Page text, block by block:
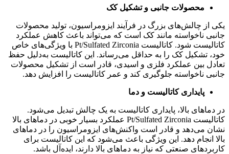
محصولات جانبی و تشکیل کک
یکی از چالش‌های بزرگ در فرآیند ایزومراسیون، تولید محصولات
جانبی ناخواسته مانند کک است که می‌تواند باعث کاهش عملکرد
کاتالیست شود. کاتالیست Pt/Sulfated Zirconia با ویژگی‌های خاص
خود، تشکیل کک را به حداقل می‌رساند. این کاتالیست به‌دلیل حفظ
تعادل بین عملکرد فلزی و اسیدی، قادر است از تشکیل محصولات
جانبی ناخواسته جلوگیری کند و عمر کاتالیست را افزایش دهد.
پایداری کاتالیست و دما
در دماهای بالا، پایداری کاتالیست به یک چالش تبدیل می‌شود.
کاتالیست Pt/Sulfated Zirconia عملکرد بسیار خوبی در دماهای بالا
نشان می‌دهد و قادر است واکنش‌های ایزومراسیون را در دماهای
بالا انجام دهد. این ویژگی باعث می‌شود که این کاتالیست برای
کاربردهای صنعتی که نیاز به دماهای بالا دارند، ایده‌آل باشد.